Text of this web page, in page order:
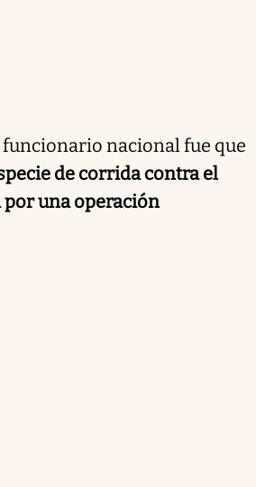
nacional fue que
de corrida contra el
una operación